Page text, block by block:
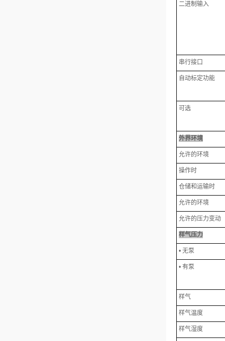
二进制输入
串行接口
自动标定功能
可选
外界环境
允许的环境
操作时
仓储和运输时
允许的环境
允许的压力变动
样气压力
• 无泵
• 有泵
样气
样气温度
样气湿度